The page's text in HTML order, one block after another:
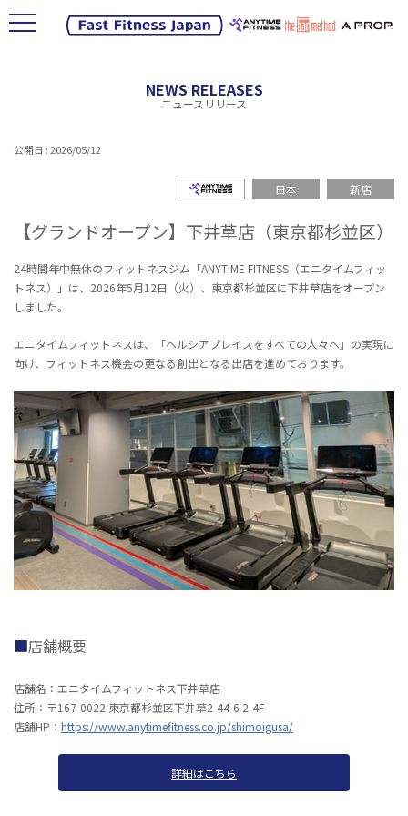
NEWS RELEASES
ニュースリリース
公開日 : 2026/05/12
エニタイムフィットネス
日本 新店
【グランドオープン】下井草店（東京都杉並区）
24時間年中無休のフィットネスジム「ANYTIME FITNESS（エニタイムフィッ
トネス）」は、2026年5月12日（火）、東京都杉並区に下井草店をオープン
しました。
エニタイムフィットネスは、「ヘルシアプレイスをすべての人々へ」の実現に
向け、フィットネス機会の更なる創出となる出店を進めております。
店舗概要
店舗名：エニタイムフィットネス下井草店
住所：〒167-0022 東京都杉並区下井草2-44-6 2-4F
店舗HP： https://www.anytimefitness.co.jp/shimoigusa/
詳細はこちら